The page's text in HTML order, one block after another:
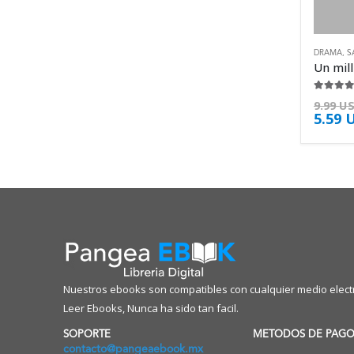
DRAMA
9.99
5.59
Nuestros ebooks son compatibles con cualquier medio
Leer Ebooks, Nunca ha sido tan facil.
SOPORTE
contacto@pangeaebook.mx
METODOS DE PAGO